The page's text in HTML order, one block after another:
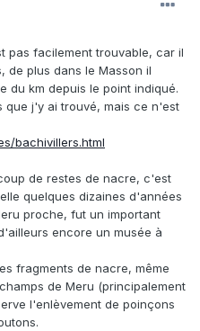
pas facilement trouvable, car il
de plus dans le Masson il
du km depuis le point indiqué.
que j'y ai trouvé, mais ce n'est
bachivillers.html
de restes de nacre, c'est
quelques dizaines d'années
proche, fut un important
encore un musée à
fragments de nacre, même
de Meru (principalement
l'enlèvement de poinçons